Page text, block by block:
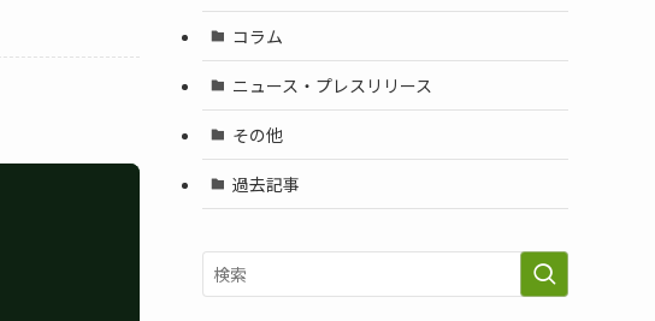
コラム
ニュース・プレスリリース
その他
過去記事